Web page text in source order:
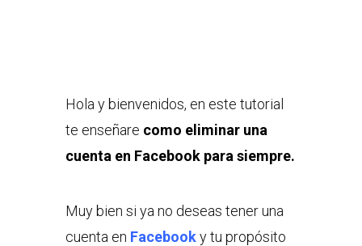
Hola y bienvenidos, en este tutorial
te enseñare como eliminar una
cuenta en Facebook para siempre.
Muy bien si ya no deseas tener una
cuenta en Facebooky tu propósito